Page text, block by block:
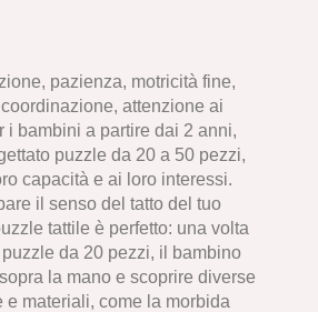
pazienza, motricità fine,
attenzione ai
i bambini a partire dai 2 anni,
puzzle da 20 a 50 pezzi,
capacità e ai loro interessi.
il senso del tatto del tuo
tattile è perfetto: una volta
da 20 pezzi, il bambino
la mano e scoprire diverse
e materiali, come la morbida